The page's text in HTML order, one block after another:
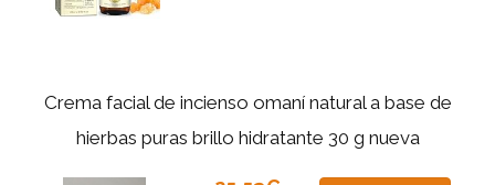
Crema facial de incienso omaní natural a base de
hierbas puras brillo hidratante 30 g nueva